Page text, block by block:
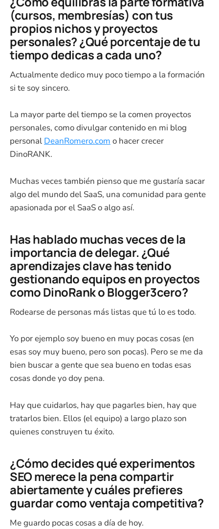
(cursos, membresías) con tus
propios nichos y proyectos
personales? ¿Qué porcentaje de tu
tiempo dedicas a cada uno?
Actualmente dedico muy poco tiempo a la formación
si te soy sincero.
La mayor parte del tiempo se la comen proyectos
personales, como divulgar contenido en mi blog
personal DeanRomero.com o hacer crecer
DinoRANK.
Muchas veces también pienso que me gustaría sacar
algo del mundo del SaaS, una comunidad para gente
apasionada por el SaaS o algo así.
Has hablado muchas veces de la
importancia de delegar. ¿Qué
aprendizajes clave has tenido
gestionando equipos en proyectos
como DinoRank o Blogger3cero?
Rodearse de personas más listas que tú lo es todo.
Yo por ejemplo soy bueno en muy pocas cosas (en
esas soy muy bueno, pero son pocas). Pero se me da
bien buscar a gente que sea bueno en todas esas
cosas donde yo doy pena.
Hay que cuidarlos, hay que pagarles bien, hay que
tratarlos bien. Ellos (el equipo) a largo plazo son
quienes construyen tu éxito.
¿Cómo decides qué experimentos
SEO merece la pena compartir
abiertamente y cuáles prefieres
guardar como ventaja competitiva?
Me guardo pocas cosas a día de hoy.